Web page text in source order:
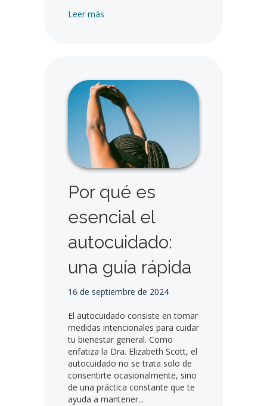
Leer más
Por qué es
esencial el
autocuidado:
una guía rápida
16 de septiembre de 2024
El autocuidado consiste en tomar
medidas intencionales para cuidar
tu bienestar general. Como
enfatiza la Dra. Elizabeth Scott, el
autocuidado no se trata solo de
consentirte ocasionalmente, sino
de una práctica constante que te
ayuda a mantener...